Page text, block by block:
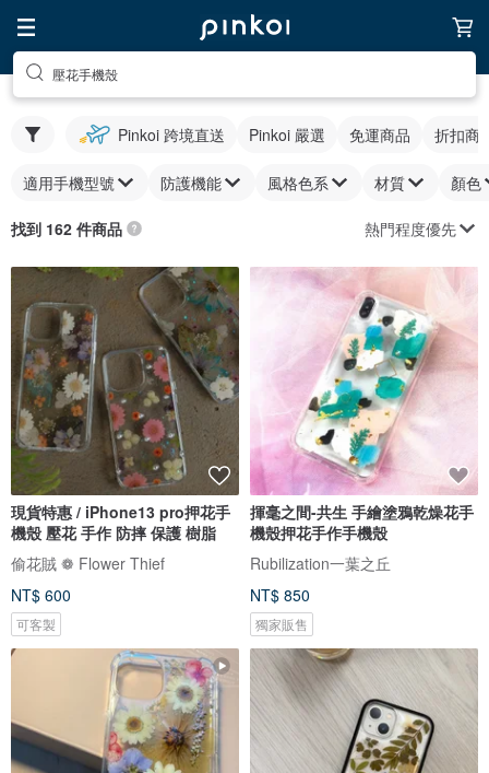
壓花手機殼
Pinkoi 跨境直送 Pinkoi 嚴選 免運商品 折扣商
適用手機型號 防護機能 風格色系 材質 顏色
找到 162 件商品 熱門程度優先
現貨特惠 / iPhone13 pro押花手
機殼 壓花 手作 防摔 保護 樹脂
偷花賊 ❁ Flower Thief
NT$ 600
可客製
揮毫之間-共生 手繪塗鴉乾燥花手
機殼押花手作手機殼
Rubilization一葉之丘
NT$ 850
獨家販售